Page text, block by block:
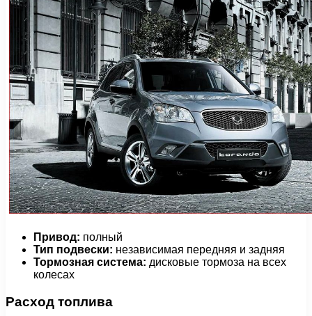
Привод: полный
Тип подвески: независимая передняя и задняя
Тормозная система: дисковые тормоза на всех
колесах
Расход топлива